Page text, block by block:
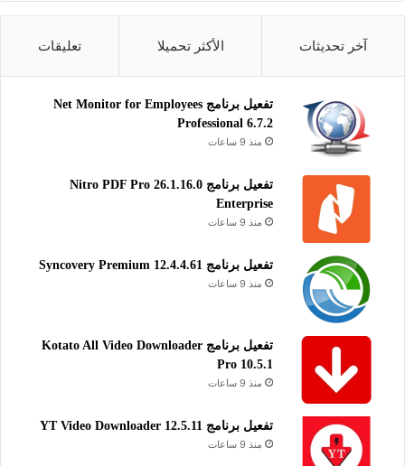
رابط التحميل الأول
رابط التحميل الثاني
تحميل
يساعدك برنامج “pdfFactory” بشكل فعال على تأمين وحماية عملية
تحويل الملفات النصية المختلفة إلى ملفات بصيغة بي دي إف عالية
الجودة، مع الحفاظ الكامل على حقوق الطبع والنشر الخاصة
بالمحتوى. يضمن البرنامج عدم التلاعب أو التعديل غير المصرح به
في الملفات الناتجة، مما يحافظ على سلامة المحتوى وأصالته أثناء
مشاركته أو نشره.
تحرير بي دي إف
آخر تحديثات الأكثر تحميلا تعليقات
تفعيل برنامج Net Monitor for Employees
Professional 6.7.2
منذ 9 ساعات
تفعيل برنامج Nitro PDF Pro 26.1.16.0
Enterprise
منذ 9 ساعات
تفعيل برنامج Syncovery Premium 12.4.4.61
منذ 9 ساعات
تفعيل برنامج Kotato All Video Downloader
Pro 10.5.1
منذ 9 ساعات
تفعيل برنامج YT Video Downloader 12.5.11
منذ 9 ساعات